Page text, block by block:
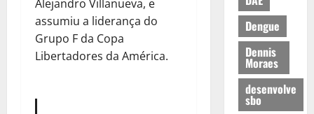
Alejandro Villanueva, e
assumiu a liderança do
Grupo F da Copa
Libertadores da América.
Dengue
Dennis
Moraes
desenvolve
sbo